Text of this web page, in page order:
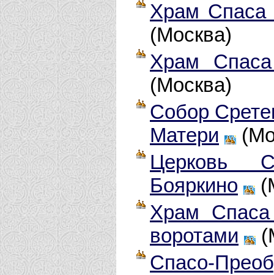
Храм Спаса
(Москва)
Храм
(Москва)
Собор
Матери
Церковь
Бояркино
Храм
воротами
Спасо-